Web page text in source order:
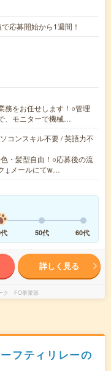
応募開始から1週間！
務をお任せします！○管理
、モニターで機械…
コンスキル不要 / 英語力不
・髪型自由！○応募後の流
↓メールにてw…
50代 60代
詳しく見る
ク FO事業部
フティリレーの